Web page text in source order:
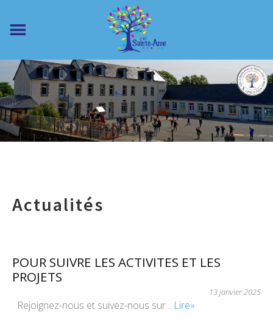
Actualités
POUR SUIVRE LES ACTIVITES ET LES
PROJETS
13 janvier 2025
Rejoignez-nous et suivez-nous sur... Lire»